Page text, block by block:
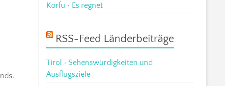
Korfu • Es regnet
RSS-Feed Länderbeiträge
Tirol • Sehenswürdigkeiten und
Ausflugsziele